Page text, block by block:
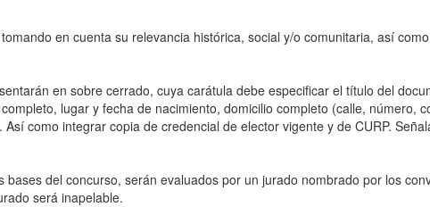
en cuenta su relevancia histórica, social y/o comunitaria, así
en sobre cerrado, cuya carátula debe especificar el título del
lugar y fecha de nacimiento, domicilio completo (calle,
como integrar copia de credencial de elector vigente y de CURP.
del concurso, serán evaluados por un jurado nombrado por los
será inapelable.